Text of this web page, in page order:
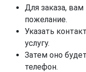
Для заказа,
пожелание.
Указать
услугу.
Затем оно
телефон.